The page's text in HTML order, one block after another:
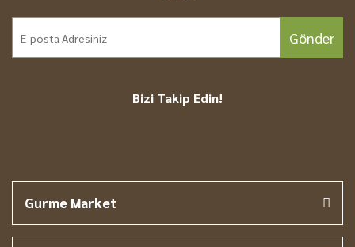
Gönder
Bizi Takip Edin!
Gurme Market